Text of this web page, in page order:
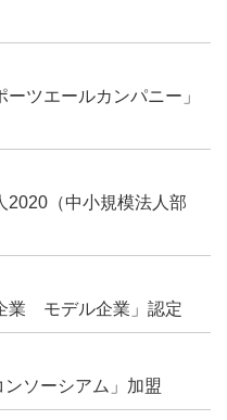
ツエールカンパニー」
（中小規模法人部
業 モデル企業」認定
ソーシアム」加盟